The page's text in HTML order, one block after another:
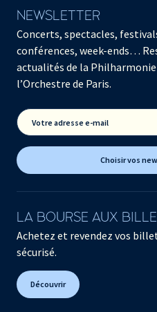
NEWSLETTER
Concerts, spectacles,
conférences, week-ends…
actualités de la Philharmonie
l’Orchestre de Paris.
Votre adresse e-mail
Choisir vos
LA BOURSE AUX
Achetez et revendez vos
sécurisé.
Découvrir